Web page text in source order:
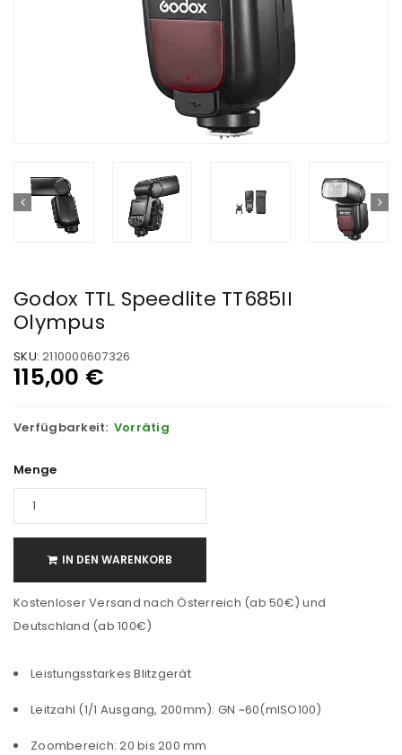
Godox TTL Speedlite TT685II
Olympus
SKU: 2110000607326
115,00 €
Verfügbarkeit: Vorrätig
Menge
IN DEN WARENKORB
Kostenloser Versand nach Österreich (ab 50€) und
Deutschland (ab 100€)
Leistungsstarkes Blitzgerät
Leitzahl (1/1 Ausgang, 200mm): GN ~60(mISO100)
Zoombereich: 20 bis 200 mm